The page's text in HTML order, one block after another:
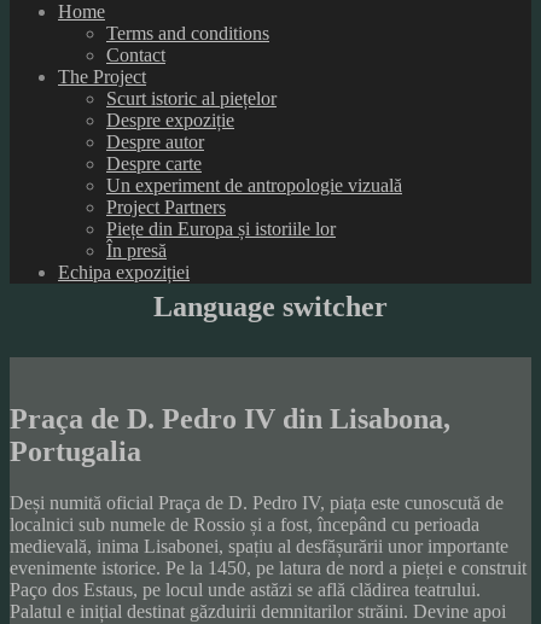
Home
Terms and conditions
Contact
The Project
Scurt istoric al piețelor
Despre expoziție
Despre autor
Despre carte
Un experiment de antropologie vizuală
Project Partners
Piețe din Europa și istoriile lor
În presă
Echipa expoziției
Language switcher
Praça de D. Pedro IV din Lisabona,
Portugalia
Deși numită oficial Praça de D. Pedro IV, piața este cunoscută de
localnici sub numele de Rossio și a fost, începând cu perioada
medievală, inima Lisabonei, spațiu al desfășurării unor importante
evenimente istorice. Pe la 1450, pe latura de nord a pieței e construit
Paço dos Estaus, pe locul unde astăzi se află clădirea teatrului.
Palatul e inițial destinat găzduirii demnitarilor străini. Devine apoi